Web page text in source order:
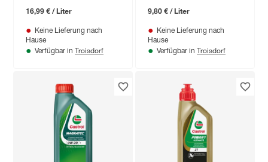
16,99 € / Liter
Keine Lieferung nach
Hause
Verfügbar in Troisdorf
9,80 € / Liter
Keine Lieferung nach
Hause
Verfügbar in Troisdorf